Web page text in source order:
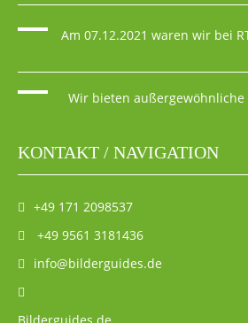
Am 07.12.2021 waren wir bei
Wir bieten
KONTAKT / NAVIGATION
+49 171 2098537
+49 9561 3181436
info@bilderguides.de